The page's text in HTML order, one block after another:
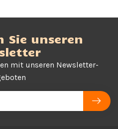
Sie unseren
mit unseren Newsletter-